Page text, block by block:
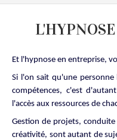
Et l'hypnose en entreprise,
Si l'on sait qu'une
compétences, c'est
l'accès aux ressources de
Gestion de projets,
créativité, sont autant de